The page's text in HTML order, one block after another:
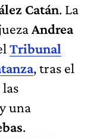
Catán. La
Andrea
Tribunal
, tras el
una
.